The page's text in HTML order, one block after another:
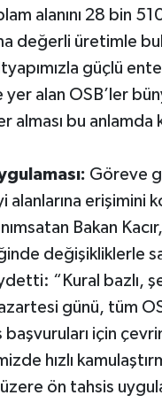
alanını 28 bin
değerli üretimle
güçlü
alan OSB’ler
alması bu
Göreve
erişimini
Bakan
değişikliklerle
“Kural bazlı,
günü, tüm
başvuruları için
hızlı
ön tahsis